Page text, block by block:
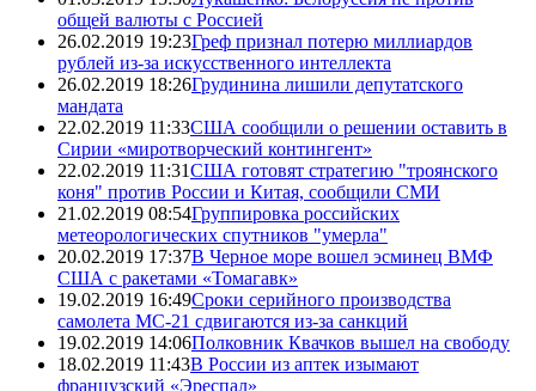
общей валюты с Россией
26.02.2019 19:23Греф признал потерю миллиардов
рублей из-за искусственного интеллекта
26.02.2019 18:26Грудинина лишили депутатского
мандата
22.02.2019 11:33США сообщили о решении оставить в
Сирии «миротворческий контингент»
22.02.2019 11:31США готовят стратегию "троянского
коня" против России и Китая, сообщили СМИ
21.02.2019 08:54Группировка российских
метеорологических спутников "умерла"
20.02.2019 17:37В Черное море вошел эсминец ВМФ
США с ракетами «Томагавк»
19.02.2019 16:49Сроки серийного производства
самолета МС-21 сдвигаются из-за санкций
19.02.2019 14:06Полковник Квачков вышел на свободу
18.02.2019 11:43В России из аптек изымают
французский «Эреспал»